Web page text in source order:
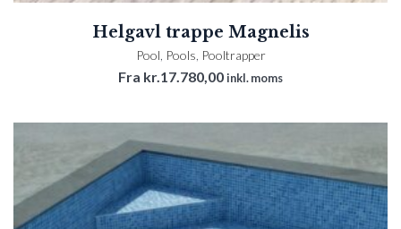
Helgavl trappe Magnelis
Pool Pools Pooltrapper
Fra kr.17.780,00inkl. moms